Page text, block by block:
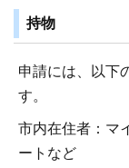
持物
申請には、以下
す。
市内在住者：マ
ートなど